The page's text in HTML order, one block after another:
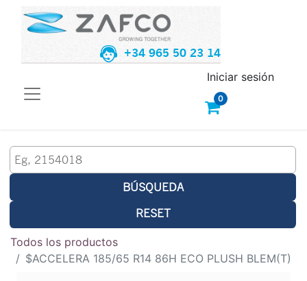
+34 965 50 23 14
0
Iniciar sesión
BÚSQUEDA
RESET
Todos los productos
$ACCELERA 185/65 R14 86H ECO PLUSH BLEM(T)